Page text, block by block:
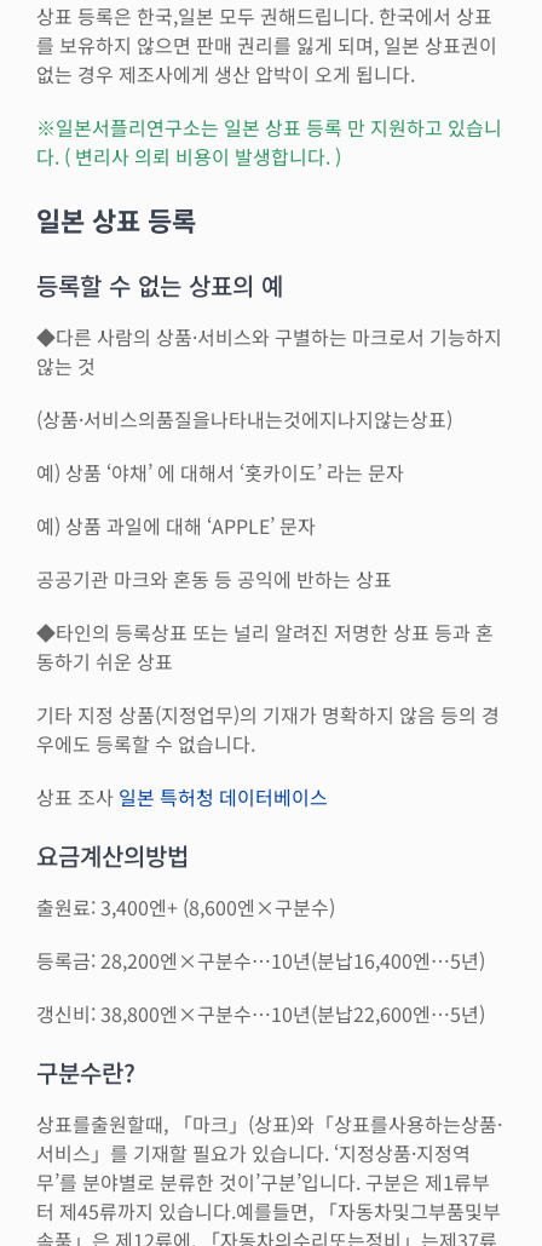
상표 등록은 한국,일본 모두 권해드립니다. 한국에서 상표
를 보유하지 않으면 판매 권리를 잃게 되며, 일본 상표권이
없는 경우 제조사에게 생산 압박이 오게 됩니다.
※일본서플리연구소는 일본 상표 등록 만 지원하고 있습니
다. ( 변리사 의뢰 비용이 발생합니다. )
일본 상표 등록
등록할 수 없는 상표의 예
◆다른 사람의 상품·서비스와 구별하는 마크로서 기능하지
않는 것
(상품·서비스의품질을나타내는것에지나지않는상표)
예) 상품 ‘야채’ 에 대해서 ‘홋카이도’ 라는 문자
예) 상품 과일에 대해 ‘APPLE’ 문자
공공기관 마크와 혼동 등 공익에 반하는 상표
◆타인의 등록상표 또는 널리 알려진 저명한 상표 등과 혼
동하기 쉬운 상표
기타 지정 상품(지정업무)의 기재가 명확하지 않음 등의 경
우에도 등록할 수 없습니다.
상표 조사 일본 특허청 데이터베이스
요금계산의방법
출원료: 3,400엔+ (8,600엔×구분수)
등록금: 28,200엔×구분수…10년(분납16,400엔…5년)
갱신비: 38,800엔×구분수…10년(분납22,600엔…5년)
구분수란?
상표를출원할때, 「마크」(상표)와「상표를사용하는상품·
서비스」를 기재할 필요가 있습니다. ‘지정상품·지정역
무’를 분야별로 분류한 것이’구분’입니다. 구분은 제1류부
터 제45류까지 있습니다.예를들면, 「자동차및그부품및부
속품」은 제12류에, 「자동차의수리또는정비」는제37류